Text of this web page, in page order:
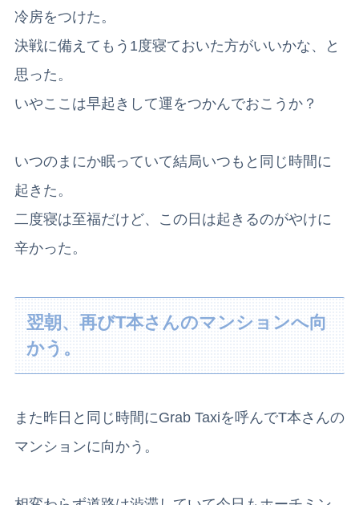
冷房をつけた。
決戦に備えてもう1度寝ておいた方がいいかな、と
思った。
いやここは早起きして運をつかんでおこうか？
いつのまにか眠っていて結局いつもと同じ時間に
起きた。
二度寝は至福だけど、この日は起きるのがやけに
辛かった。
翌朝、再びT本さんのマンションへ向
かう。
また昨日と同じ時間にGrab Taxiを呼んでT本さんの
マンションに向かう。